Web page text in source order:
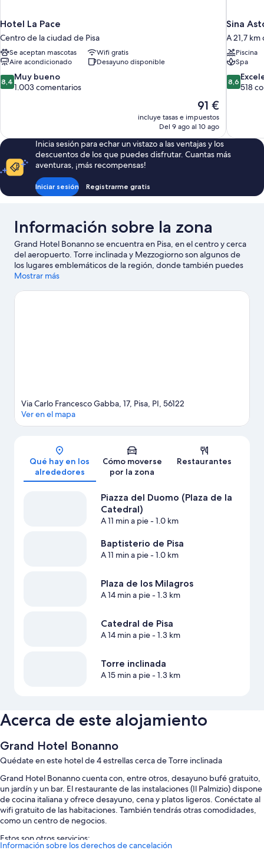
Hotel La Pace
Centro de la ciudad de Pisa
Se aceptan mascotas
Wifi gratis
Aire acondicionado
Desayuno disponible
8.4
sobre
1.003 comentarios
8,4 Muy bueno
1.003 comentarios
El
precio
actual
de
91 €
91 €
incluye tasas e impuestos
Del 9 ago al 10 ago
Sina
A 21,7 km
Piscina
Spa
8.6
sobre
8,6
518
Inicia sesión para echar un vistazo a las ventajas y los
descuentos de los que puedes disfrutar. Cuantas más
aventuras, ¡más recompensas!
Iniciar sesión Registrarme gratis
Información sobre la zona
Grand Hotel Bonanno se encuentra en Pisa, en el centro y cerca
del aeropuerto. Torre inclinada y Mezzogiorno son algunos de
los lugares emblemáticos de la región, donde también puedes
acercarte a Balneario Bagni di Pisa y Paintball Toscana si buscas
especial? Puedes consultar el calendario de Arena Garibaldi o
Mostrar más
Mapa
Via Carlo Francesco Gabba, 17, Pisa, PI, 56122
Ver en el mapa
Qué hay en los
alrededores
Cómo moverse
por la zona
Restaurantes
Piazza del Duomo (Plaza de la
Catedral)
A 11 min a pie- 1.0 km
Baptisterio de Pisa
A 11 min a pie- 1.0 km
Plaza de los Milagros
A 14 min a pie- 1.3 km
Catedral de Pisa
A 14 min a pie- 1.3 km
Torre inclinada
A 15 min a pie- 1.3 km
Acerca de este alojamiento
Grand Hotel Bonanno
Quédate en este hotel de 4 estrellas cerca de Torre inclinada
Grand Hotel Bonanno cuenta con, entre otros, desayuno bufé gratuito,
un jardín y un bar. El restaurante de las instalaciones (Il Palmizio) dispone
de cocina italiana y ofrece desayuno, cena y platos ligeros. Conéctate al
wifi gratuito de las habitaciones. También tendrás otras comodidades,
como un centro de negocios.
Estos son otros servicios:
Información sobre los derechos de cancelación